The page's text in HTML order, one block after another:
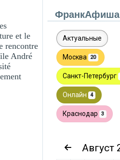
et le
rencontre
André
ФранкАфиша